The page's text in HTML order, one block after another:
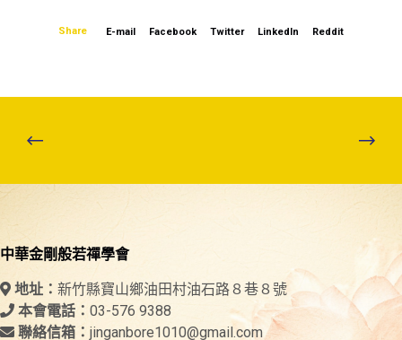
Share E-mail Facebook Twitter LinkedIn Reddit
中華金剛般若禪學會
地址： 新竹縣寶山鄉油田村油石路８巷８號
本會電話： 03-576 9388
聯絡信箱： jinganbore1010@gmail.com